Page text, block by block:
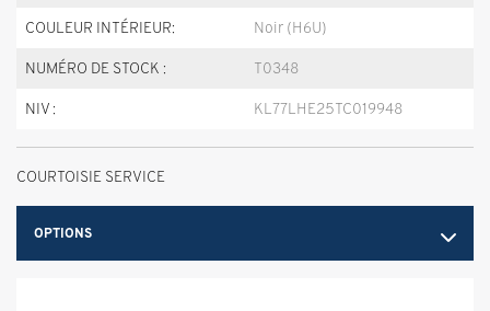
COULEUR INTÉRIEUR: Noir (H6U)
NUMÉRO DE STOCK : T0348
NIV : KL77LHE25TC019948
COURTOISIE SERVICE
OPTIONS